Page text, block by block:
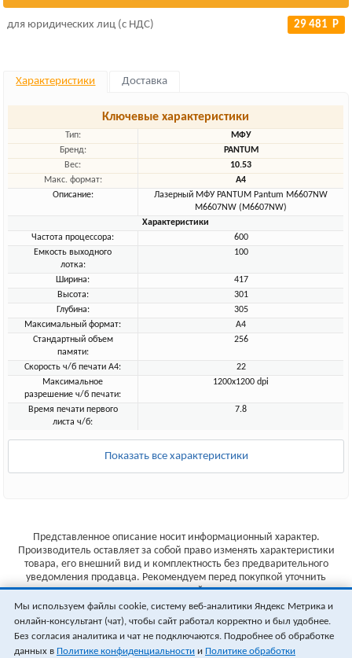
для юридических лиц (с НДС) 29 481 Р
Характеристики Доставка
Ключевые характеристики
Тип:
МФУ
Бренд:
PANTUM
Вес:
10.53
Макс. формат:
A4
Описание:
Лазерный МФУ PANTUM Pantum M6607NW
M6607NW (M6607NW)
Характеристики
Частота процессора:
600
Емкость выходного
лотка:
100
Ширина:
417
Высота:
301
Глубина:
305
Максимальный формат:
A4
Стандартный объем
памяти:
256
Скорость ч/б печати A4:
22
Максимальное
разрешение ч/б печати:
1200x1200 dpi
Время печати первого
листа ч/б:
7.8
Показать все характеристики
Представленное описание носит информационный характер.
Производитель оставляет за собой право изменять характеристики
товара, его внешний вид и комплектность без предварительного
уведомления продавца. Рекомендуем перед покупкой уточнить
характеристики товара на сайте производителя.
Указанные цены не являются публичной офертой (ст.435 ГК РФ).
Стоимость и наличие товара уточняйте у менеджера.
Мы используем файлы cookie, систему веб-аналитики Яндекс Метрика и
онлайн-консультант (чат), чтобы сайт работал корректно и был удобнее.
Без согласия аналитика и чат не подключаются. Подробнее об обработке
данных в Политике конфиденциальности и Политике обработки